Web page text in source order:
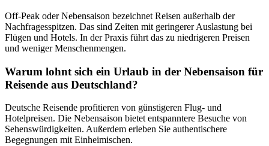
Off-Peak oder Nebensaison bezeichnet Reisen außerhalb der
Nachfragesspitzen. Das sind Zeiten mit geringerer Auslastung bei
Flügen und Hotels. In der Praxis führt das zu niedrigeren Preisen
und weniger Menschenmengen.
Warum lohnt sich ein Urlaub in der Nebensaison für
Reisende aus Deutschland?
Deutsche Reisende profitieren von günstigeren Flug- und
Hotelpreisen. Die Nebensaison bietet entspanntere Besuche von
Sehenswürdigkeiten. Außerdem erleben Sie authentischere
Begegnungen mit Einheimischen.